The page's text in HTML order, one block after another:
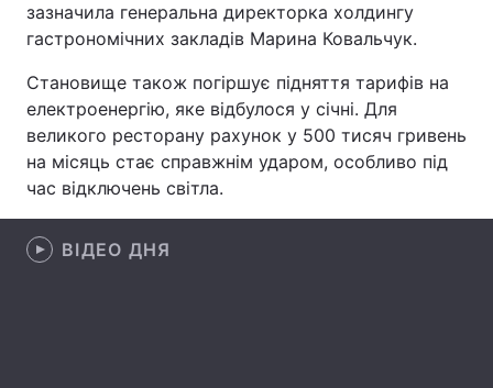
Цікавинки Погода
Регіони
Лонгріди
Відео з Youtube
Інтерв'ю
зазначила генеральна директорка холдингу
гастрономічних закладів Марина Ковальчук.
Становище також погіршує підняття тарифів на
електроенергію, яке відбулося у січні. Для
великого ресторану рахунок у 500 тисяч гривень
на місяць стає справжнім ударом, особливо під
час відключень світла.
ВІДЕО ДНЯ